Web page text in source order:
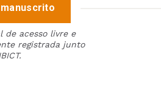
de acesso livre e
registrada junto